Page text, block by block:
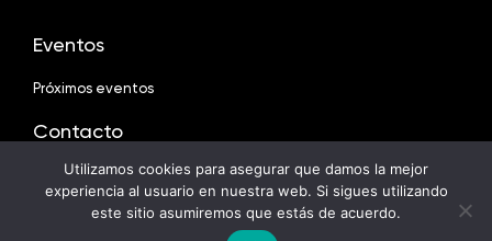
Eventos
Próximos eventos
Contacto
Aviso de privacidad
Contáctenos
English
Utilizamos cookies para asegurar que damos la mejor
experiencia al usuario en nuestra web. Si sigues utilizando
este sitio asumiremos que estás de acuerdo.